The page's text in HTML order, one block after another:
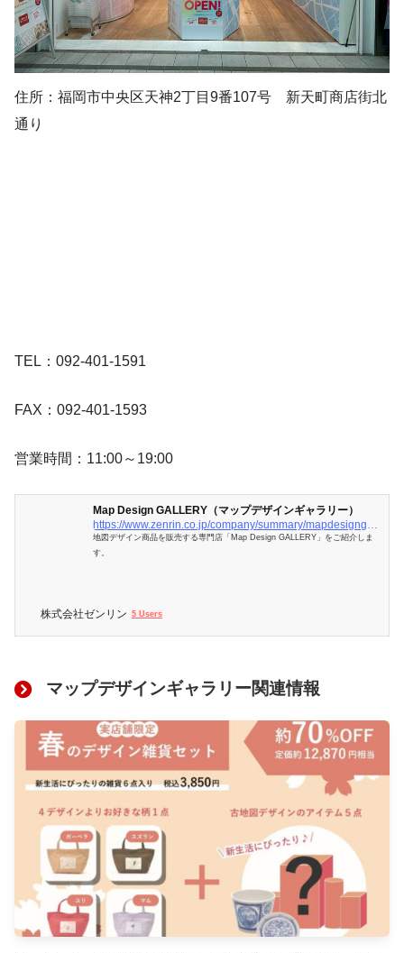
住所：福岡市中央区天神2丁目9番107号 新天町商店街北
通り
TEL：092-401-1591
FAX：092-401-1593
営業時間：11:00～19:00
Map Design GALLERY（マップデザインギャラリー）
地図デザイン商品を販売する専門店「Map Design GALLERY」をご紹介しま
す。
株式会社ゼンリン 5 Users
マップデザインギャラリー関連情報